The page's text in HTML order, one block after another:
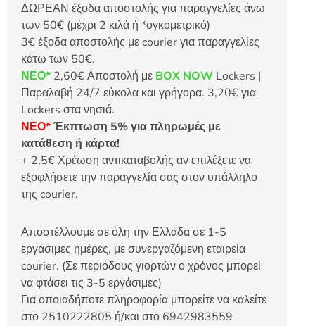
ΔΩΡΕΑΝ έξοδα αποστολής για παραγγελίες άνω
των 50€ (μέχρι 2 κιλά ή *ογκομετρικό)
3€ έξοδα αποστολής με courier για παραγγελίες
κάτω των 50€.
ΝΕΟ* 2,60€ Αποστολή με BOX NOW Lockers |
Παραλαβή 24/7 εύκολα και γρήγορα. 3,20€ για
Lockers στα νησιά.
ΝΕΟ*Έκπτωση 5% για πληρωμές με
κατάθεση ή κάρτα!
+ 2,5€ Χρέωση αντικαταβολής αν επιλέξετε να
εξοφλήσετε την παραγγελία σας στον υπάλληλο
της courier.
Αποστέλλουμε σε όλη την Ελλάδα σε 1-5
εργάσιμες ημέρες, με συνεργαζόμενη εταιρεία
courier. (Σε περιόδους γιορτών ο χρόνος μπορεί
να φτάσει τις 3-5 εργάσιμες)
Για οποιαδήποτε πληροφορία μπορείτε να καλείτε
στο 2510222805 ή/και στο 6942983559